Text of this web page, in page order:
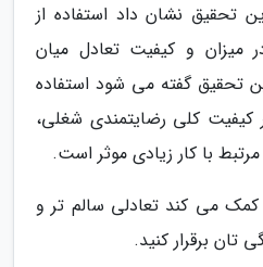
تحقیق نشان داد استفاده از
میزان و کیفیت تعادل میان
تحقیق گفته می شود استفاده
کیفیت کلی رضایتمندی شغلی،
با کار زیادی موثر است.
کمک می کند تعادلی سالم تر و
تان برقرار کنید.